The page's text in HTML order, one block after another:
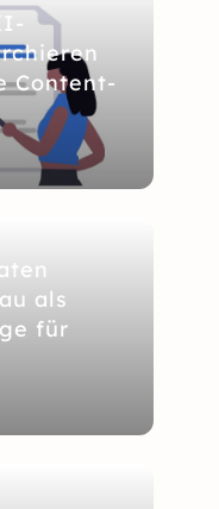
Content-
als
für